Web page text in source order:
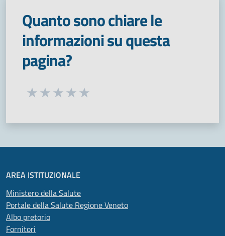
Quanto sono chiare le
informazioni su questa
pagina?
Seleziona una valutazione da 1 a 5 stelle
AREA ISTITUZIONALE
Ministero della Salute
Portale della Salute Regione Veneto
Albo pretorio
Fornitori